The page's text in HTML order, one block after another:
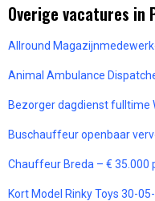
Overige vacatures in
Allround
Animal Ambulance
Bezorger dagdienst fulltime
Buschauffeur openbaar
Chauffeur Breda – € 35.000
Kort Model Rinky Toys 30-